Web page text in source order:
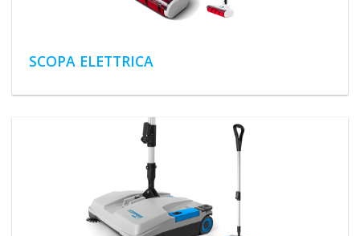
SCOPA ELETTRICA